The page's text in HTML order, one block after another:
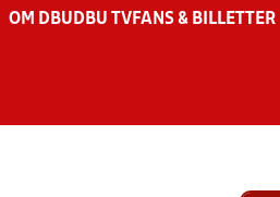
OM DBU DBU TV FANS & BILLETTER